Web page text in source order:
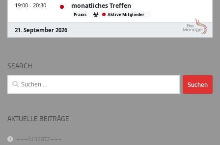
SEARCH
Suchen
nach:
AKTUELLE BEITRÄGE
+++Einsatz+++